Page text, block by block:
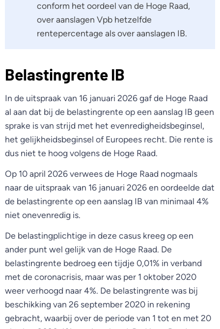
conform het oordeel van de Hoge Raad,
over aanslagen Vpb hetzelfde
rentepercentage als over aanslagen IB.
Belastingrente IB
In de uitspraak van 16 januari 2026 gaf de Hoge Raad
al aan dat bij de belastingrente op een aanslag IB geen
sprake is van strijd met het evenredigheidsbeginsel,
het gelijkheidsbeginsel of Europees recht. Die rente is
dus niet te hoog volgens de Hoge Raad.
Op 10 april 2026 verwees de Hoge Raad nogmaals
naar de uitspraak van 16 januari 2026 en oordeelde dat
de belastingrente op een aanslag IB van minimaal 4%
niet onevenredig is.
De belastingplichtige in deze casus kreeg op een
ander punt wel gelijk van de Hoge Raad. De
belastingrente bedroeg een tijdje 0,01% in verband
met de coronacrisis, maar was per 1 oktober 2020
weer verhoogd naar 4%. De belastingrente was bij
beschikking van 26 september 2020 in rekening
gebracht, waarbij over de periode van 1 tot en met 20